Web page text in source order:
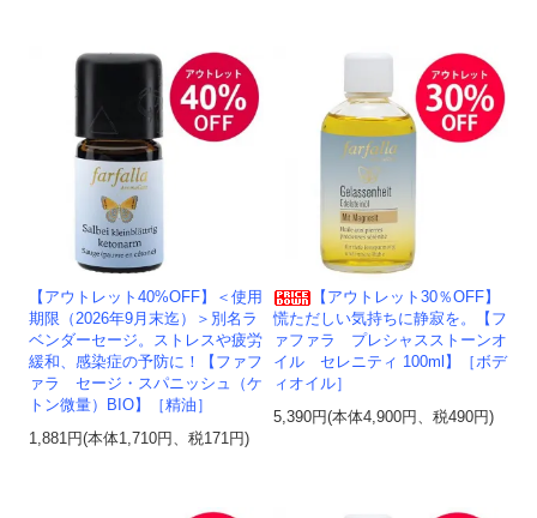
【アウトレット40%OFF】＜使用
期限（2026年9月末迄）＞別名ラ
ベンダーセージ。ストレスや疲労
緩和、感染症の予防に！【ファフ
ァラ セージ・スパニッシュ（ケ
トン微量）BIO】［精油］
1,881円(本体1,710円、税171円)
【アウトレット30％OFF】
慌ただしい気持ちに静寂を。【フ
ァファラ プレシャスストーンオ
イル セレニティ 100ml】［ボデ
ィオイル］
5,390円(本体4,900円、税490円)